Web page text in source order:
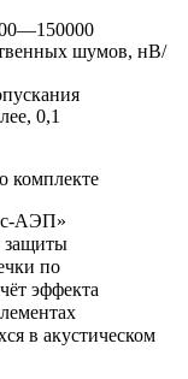
шумов, нВ/
0,1
комплекте
АЭП»
защиты
по
эффекта
в акустическом